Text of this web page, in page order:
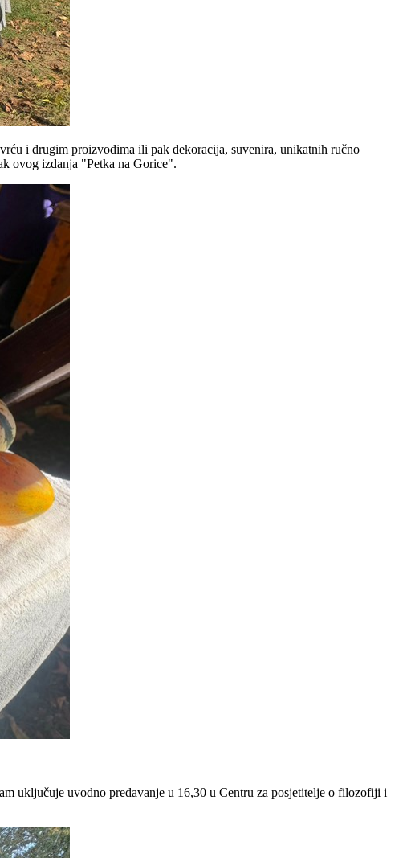
i drugim proizvodima ili pak dekoracija, suvenira, unikatnih ručno
ovog izdanja "Petka na Gorice".
uključuje uvodno predavanje u 16,30 u Centru za posjetitelje o filozofiji i